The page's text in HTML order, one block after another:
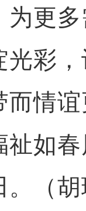
为更
彩，
而情
祉如
。（